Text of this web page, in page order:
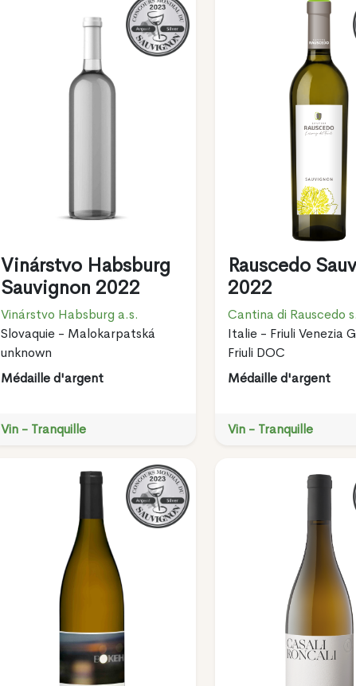
Vinárstvo Habsburg
Sauvignon 2022
Vinárstvo Habsburg a.s.
Slovaquie - Malokarpatská
unknown
Médaille d'argent
Vin - Tranquille
Rauscedo
2022
Cantina di Rauscedo
Italie - Friuli Venezia
Friuli DOC
Médaille d'argent
Vin - Tranquille